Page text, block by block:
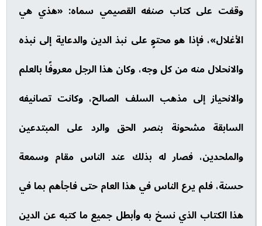
وقفت على كتاب صنفه القصيمي سماه: «هذي هي
الأغلال»، فإذا هو محتوٍ على نبذ الدين والدعاية إلى نبذه
والانحلال منه من كل وجه، وكان هذا الرجل معروفًا بالعلم
والانحياز إلى مذهب السلف الصالح، وكانت تصانيفه
السابقة مشحونة بنصر الحق والرد على المبتدعين
والملحدين، فصار له بذلك عند الناس مقام وسمعة
حسنة، فلم يرع الناس في هذا العام حتى فاجأهم بما في
هذا الكتاب الذي نسخ به وأبطل جميع ما كتبه عن الدين